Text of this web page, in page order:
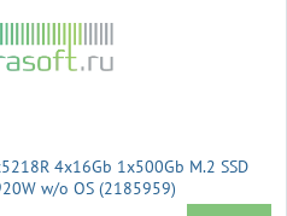
4x16Gb 1x500Gb M.2 SSD
w/o OS (2185959)